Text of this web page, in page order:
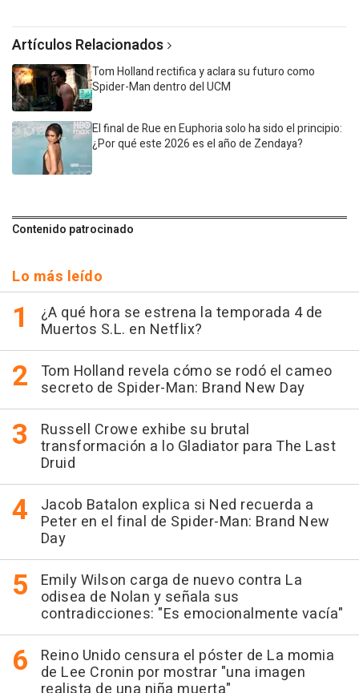
Artículos Relacionados
Tom Holland rectifica y aclara su futuro como
Spider-Man dentro del UCM
El final de Rue en Euphoria solo ha sido el principio:
¿Por qué este 2026 es el año de Zendaya?
Contenido patrocinado
Lo más leído
¿A qué hora se estrena la temporada 4 de
Muertos S.L. en Netflix?
Tom Holland revela cómo se rodó el cameo
secreto de Spider-Man: Brand New Day
Russell Crowe exhibe su brutal
transformación a lo Gladiator para The Last
Druid
Jacob Batalon explica si Ned recuerda a
Peter en el final de Spider-Man: Brand New
Day
Emily Wilson carga de nuevo contra La
odisea de Nolan y señala sus
contradicciones: "Es emocionalmente vacía"
Reino Unido censura el póster de La momia
de Lee Cronin por mostrar "una imagen